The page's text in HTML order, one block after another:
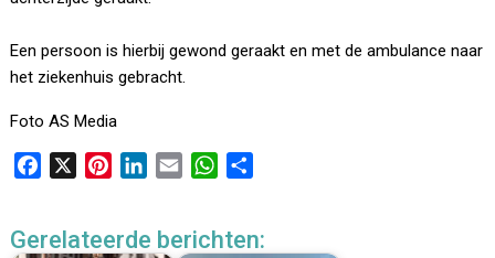
Een persoon is hierbij gewond geraakt en met de ambulance naar
het ziekenhuis gebracht.
Foto AS Media
e
t
k
i
W
t
e
Gerelateerde berichten: